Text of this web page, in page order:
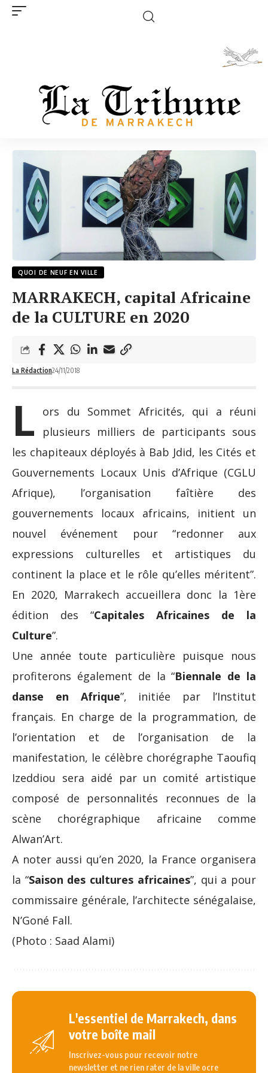
QUOI DE NEUF EN VILLE
MARRAKECH, capital Africaine
de la CULTURE en 2020
La Rédaction24/11/2018
L
ors du Sommet Africités, qui a réuni
plusieurs milliers de participants sous
les chapiteaux déployés à Bab Jdid, les Cités et
Gouvernements Locaux Unis d’Afrique (CGLU
Afrique), l’organisation faîtière des
gouvernements locaux africains, initient un
nouvel événement pour “redonner aux
expressions culturelles et artistiques du
continent la place et le rôle qu’elles méritent”.
En 2020, Marrakech accueillera donc la 1ère
édition des “Capitales Africaines de la
Culture”.
Une année toute particulière puisque nous
profiterons également de la “Biennale de la
danse en Afrique”, initiée par l’Institut
français. En charge de la programmation, de
l’orientation et de l’organisation de la
manifestation, le célèbre chorégraphe Taoufiq
Izeddiou sera aidé par un comité artistique
composé de personnalités reconnues de la
scène chorégraphique africaine comme
Alwan’Art.
A noter aussi qu’en 2020, la France organisera
la “Saison des cultures africaines”, qui a pour
commissaire générale, l’architecte sénégalaise,
N’Goné Fall.
(Photo : Saad Alami)
L'essentiel de Marrakech, dans
votre boîte mail
Inscrivez-vous pour recevoir notre
newsletter et ne rien rater de la ville ocre